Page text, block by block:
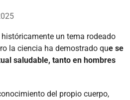
un tema rodeado
la ciencia ha demostrado que se
saludable, tanto en hombres
del propio cuerpo,